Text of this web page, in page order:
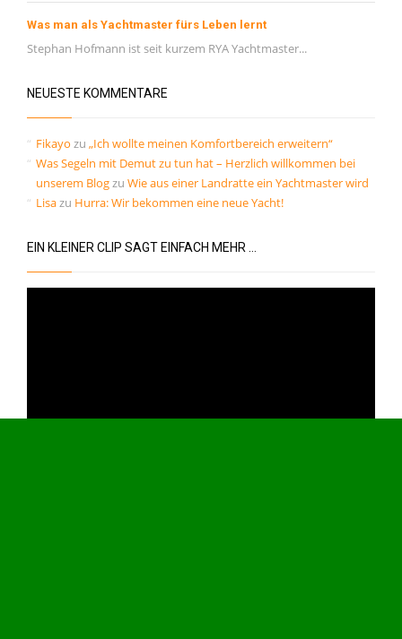
Was man als Yachtmaster fürs Leben lernt
Stephan Hofmann ist seit kurzem RYA Yachtmaster...
NEUESTE KOMMENTARE
Fikayo zu „Ich wollte meinen Komfortbereich erweitern“
Was Segeln mit Demut zu tun hat – Herzlich willkommen bei
unserem Blogzu Wie aus einer Landratte ein Yachtmaster wird
Lisazu Hurra: Wir bekommen eine neue Yacht!
EIN KLEINER CLIP SAGT EINFACH MEHR …